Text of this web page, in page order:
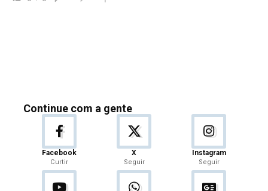
Continue com a gente
Facebook
Curtir
X
Seguir
Instagram
Seguir